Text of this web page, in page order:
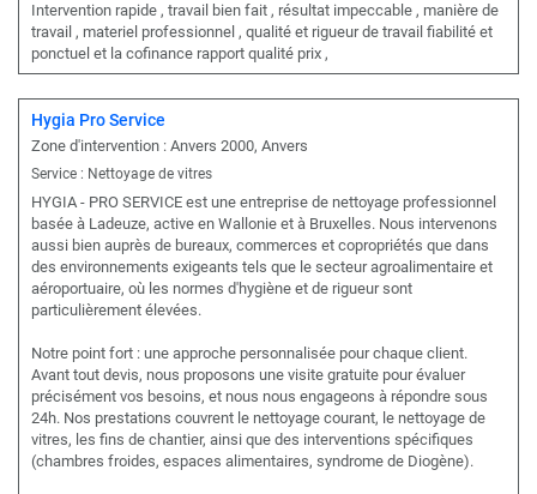
Intervention rapide , travail bien fait , résultat impeccable , manière de
travail , materiel professionnel , qualité et rigueur de travail fiabilité et
ponctuel et la cofinance rapport qualité prix ,
Hygia Pro Service
Zone d'intervention : Anvers 2000, Anvers
Service : Nettoyage de vitres
HYGIA - PRO SERVICE est une entreprise de nettoyage professionnel
basée à Ladeuze, active en Wallonie et à Bruxelles. Nous intervenons
aussi bien auprès de bureaux, commerces et copropriétés que dans
des environnements exigeants tels que le secteur agroalimentaire et
aéroportuaire, où les normes d'hygiène et de rigueur sont
particulièrement élevées.
Notre point fort : une approche personnalisée pour chaque client.
Avant tout devis, nous proposons une visite gratuite pour évaluer
précisément vos besoins, et nous nous engageons à répondre sous
24h. Nos prestations couvrent le nettoyage courant, le nettoyage de
vitres, les fins de chantier, ainsi que des interventions spécifiques
(chambres froides, espaces alimentaires, syndrome de Diogène).